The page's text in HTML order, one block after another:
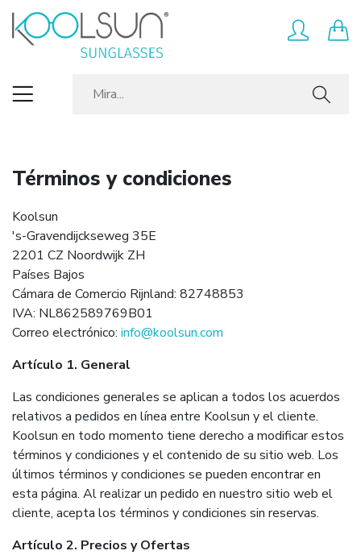
Términos y condiciones
Koolsun
's-Gravendijckseweg 35E
2201 CZ Noordwijk ZH
Países Bajos
Cámara de Comercio Rijnland: 82748853
IVA: NL862589769B01
Correo electrónico: info@koolsun.com
Artículo 1. General
Las condiciones generales se aplican a todos los acuerdos
relativos a pedidos en línea entre Koolsun y el cliente.
Koolsun en todo momento tiene derecho a modificar estos
términos y condiciones y el contenido de su sitio web. Los
últimos términos y condiciones se pueden encontrar en
esta página. Al realizar un pedido en nuestro sitio web el
cliente, acepta los términos y condiciones sin reservas.
Artículo 2. Precios y Ofertas